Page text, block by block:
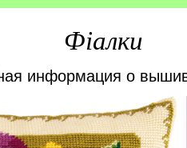
Фіалки
информация о